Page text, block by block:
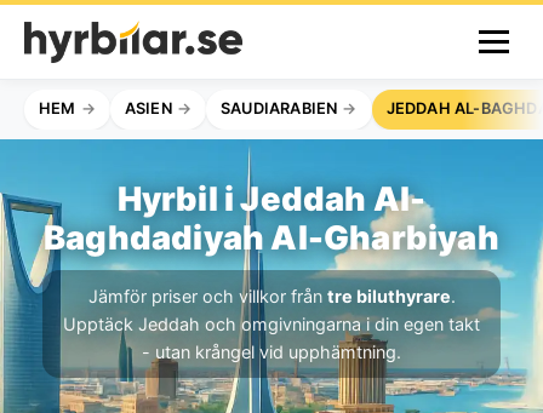
HEM ASIEN SAUDIARABIEN JEDDAH AL-
Hyrbil i Jeddah Al-
Baghdadiyah Al-Gharbiyah
Jämför priser och villkor från tre biluthyrare.
Upptäck Jeddah och omgivningarna i din egen takt
- utan krångel vid upphämtning.